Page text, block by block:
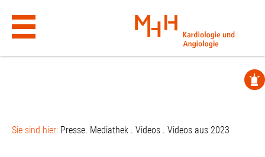
VIDEOS AUS 2023 – MHH
color: #e9e9e9 !important; }
Sie sind hier: Presse. Mediathek . Videos . Videos aus 2023